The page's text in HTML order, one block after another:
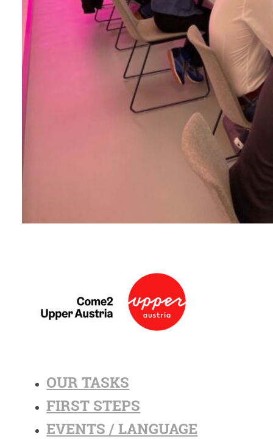
OUR TASKS
FIRST STEPS
EVENTS / LANGUAGE